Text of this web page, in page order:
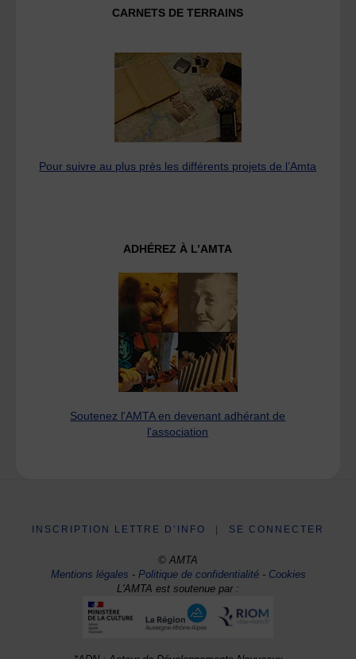
CARNETS DE TERRAINS
Pour suivre au plus près les différents projets de l’Amta
ADHÉREZ À L’AMTA
Soutenez l'AMTA en devenant adhérant de
l'association
INSCRIPTION LETTRE D’INFO SE CONNECTER
© AMTA
Mentions légales -Politique de confidentialité- Cookies
L'AMTA est soutenue par :